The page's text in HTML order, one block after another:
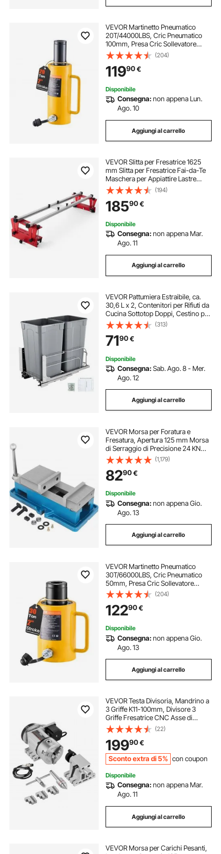
VEVOR Martinetto Pneumatico
20T/44000LBS, Cric Pneumatico
100mm, Presa Cric Sollevatore
Pneumatica in Metallo Resistente
con Verniciatura a Spruzzo, Cric
Pneumatico per Auto con Testa di
Connessione
(204)
11990€
Disponibile
Consegna:non appena Lun.
Ago. 10
Aggiungi al carrello
VEVOR Slitta per Fresatrice 1625
mm Slitta per Fresatrice Fai-da-Te
Maschera per Appiattire Lastre
Portatile, per Lavorazione del Legno
per Appiattire Lastre, Rifilatura del
Legno, Fai da Te per Casa
(194)
18590€
Disponibile
Consegna:non appena Mar.
Ago. 11
Aggiungi al carrello
VEVOR Pattumiera Estraibile, ca.
30,6 L x 2, Contenitori per Rifiuti da
Cucina Sottotop Doppi, Cestino per
la Raccolta Differenziata con Kit
Porta e Chiusura, per Mobili da
Cucina, Lavello, Grigio
(313)
7190€
Disponibile
Consegna:Sab. Ago. 8 - Mer.
Ago. 12
Aggiungi al carrello
VEVOR Morsa per Foratura e
Fresatura, Apertura 125 mm Morsa
di Serraggio di Precisione 24 KN
Altezza Morsa da Banco 110 mm
Morsa da Banco Accessorio
Principale per Fresatrice di
Precisione
(1,179)
8290€
Disponibile
Consegna:non appena Gio.
Ago. 13
Aggiungi al carrello
VEVOR Martinetto Pneumatico
30T/66000LBS, Cric Pneumatico
50mm, Presa Cric Sollevatore
Pneumatica in Metallo Resistente
con Verniciatura a Spruzzo, Cric
Pneumatico per Auto con Testa di
Connessione
(204)
12290€
Disponibile
Consegna:non appena Gio.
Ago. 13
Aggiungi al carrello
VEVOR Testa Divisoria, Mandrino a
3 Griffe K11-100mm, Divisore 3
Griffe Fresatrice CNC Asse di
Rotazione 4° Asse Testa
Indicizzatrice, Altezza Centrale
65mm Contropunta MT2 Rapporto
Trasmissione 6:1
(22)
19990€
Sconto extra di 5% con coupon
Disponibile
Consegna:non appena Mar.
Ago. 11
Aggiungi al carrello
VEVOR Morsa per Carichi Pesanti,